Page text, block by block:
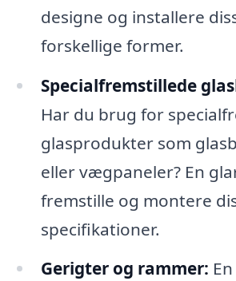
designe og installere
forskellige former.
Specialfremstillede
Har du brug for
glasprodukter som
eller vægpaneler? En
fremstille og montere
specifikationer.
Gerigter og rammer: